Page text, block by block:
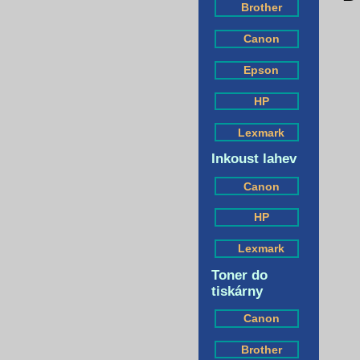
Brother
Canon
Epson
HP
Lexmark
Inkoust lahev
Canon
HP
Lexmark
Toner do
tiskárny
Canon
Brother